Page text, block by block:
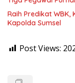
Raih Predikat WBK,
Kapolda Sumsel
Post Views: